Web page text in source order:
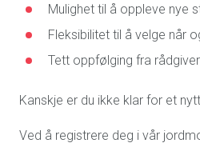
Mulighet til å oppleve nye
Fleksibilitet til å velge når
Tett oppfølging fra
Kanskje er du ikke klar for et
Ved å registrere deg i vår